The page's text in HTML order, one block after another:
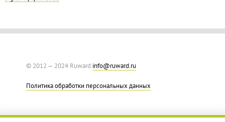
© 2012 — 2024 Ruward info@ruward.ru
Политика обработки персональных данных